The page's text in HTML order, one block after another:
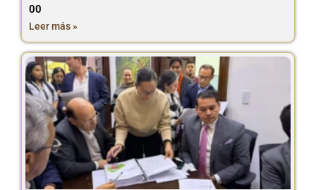
00
Leer más »